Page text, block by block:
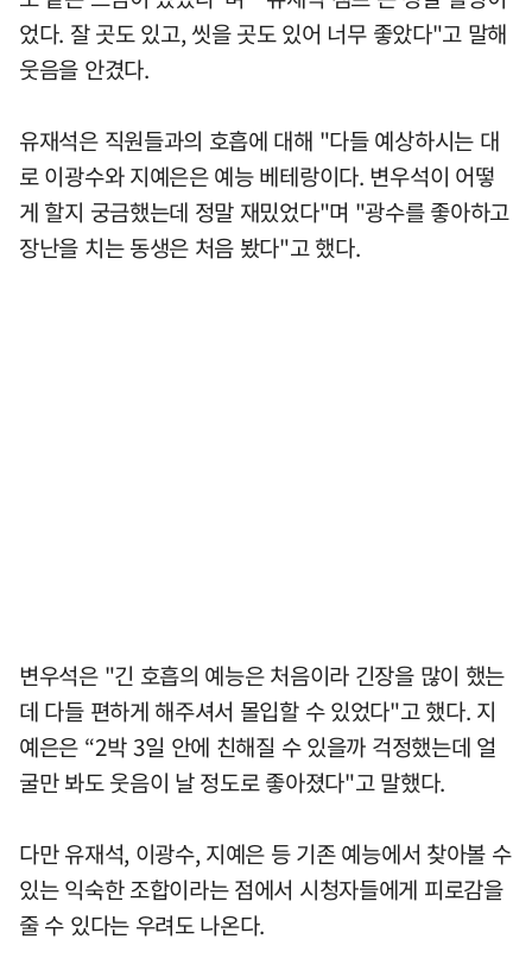
었다. 잘 곳도 있고, 씻을 곳도 있어 너무 좋았다"고 말해
웃음을 안겼다.
유재석은 직원들과의 호흡에 대해 "다들 예상하시는 대
로 이광수와 지예은은 예능 베테랑이다. 변우석이 어떻
게 할지 궁금했는데 정말 재밌었다"며 "광수를 좋아하고
장난을 치는 동생은 처음 봤다"고 했다.
변우석은 "긴 호흡의 예능은 처음이라 긴장을 많이 했는
데 다들 편하게 해주셔서 몰입할 수 있었다"고 했다. 지
예은은 “2박 3일 안에 친해질 수 있을까 걱정했는데 얼
굴만 봐도 웃음이 날 정도로 좋아졌다"고 말했다.
다만 유재석, 이광수, 지예은 등 기존 예능에서 찾아볼 수
있는 익숙한 조합이라는 점에서 시청자들에게 피로감을
줄 수 있다는 우려도 나온다.